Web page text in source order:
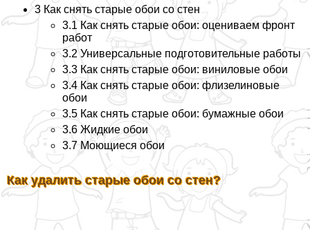
3 Как снять старые обои со стен
3.1 Как снять старые обои: оцениваем фронт
работ
3.2 Универсальные подготовительные работы
3.3 Как снять старые обои: виниловые обои
3.4 Как снять старые обои: флизелиновые
обои
3.5 Как снять старые обои: бумажные обои
3.6 Жидкие обои
3.7 Моющиеся обои
Как удалить старые обои со стен?